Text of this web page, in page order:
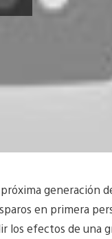
generación
en primera
los efectos de una